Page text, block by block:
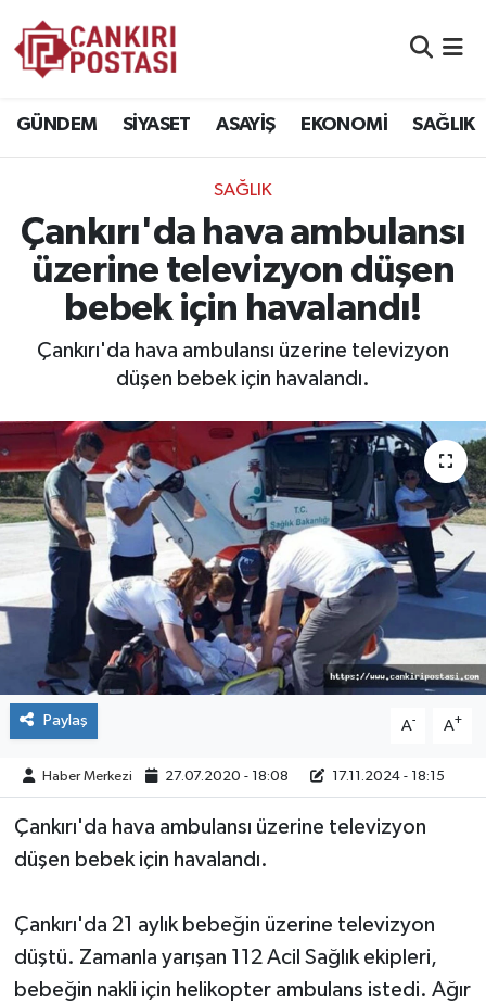
GÜNDEM SİYASET ASAYİŞ EKONOMİ SAĞLIK
SAĞLIK
Çankırı'da hava ambulansı
üzerine televizyon düşen
bebek için havalandı!
Çankırı'da hava ambulansı üzerine televizyon
düşen bebek için havalandı.
Paylaş A- A+
Haber Merkezi 27.07.2020 - 18:08 17.11.2024 - 18:15
Çankırı'da hava ambulansı üzerine televizyon
düşen bebek için havalandı.
Çankırı'da 21 aylık bebeğin üzerine televizyon
düştü. Zamanla yarışan 112 Acil Sağlık ekipleri,
bebeğin nakli için helikopter ambulans istedi. Ağır
EKONOMİ
SAĞLIK
SPOR
YAŞAM
ÇEVRE
İLÇELER
RESMİ İLANLAR
KÜLTÜR
MAGAZİN
VEFAT
BİLİM&TEKNOLOJİ
BÖLGE
Trafik Durumu
Süper Lig Puan Durumu ve Fikstür
Tüm Manşetler
Haber Arşivi